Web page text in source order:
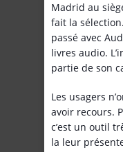
Madrid au
fait la
passé avec
livres audio.
partie de son
Les usagers
avoir recours.
c’est un outil
la leur